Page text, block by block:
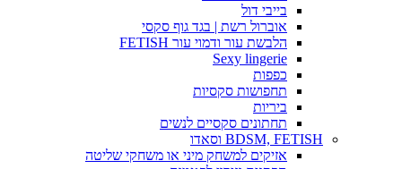
בייבי דול
אוברול רשת | בגד גוף סקסי
הלבשת עור ודמוי עור FETISH
Sexy lingerie
כפפות
תחפושות סקסיות
ביריות
תחתונים סקסיים לנשים
BDSM, FETISH וסאדו
אזיקים למשחק מיני או משחקי שליטה